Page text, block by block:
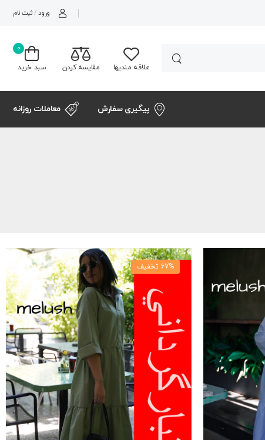
ورود / ثبت نام
علاقه مندیها مقایسه کردن
0
سبد خرید
پیگیری سفارش معاملات روزانه
67% تخفیف